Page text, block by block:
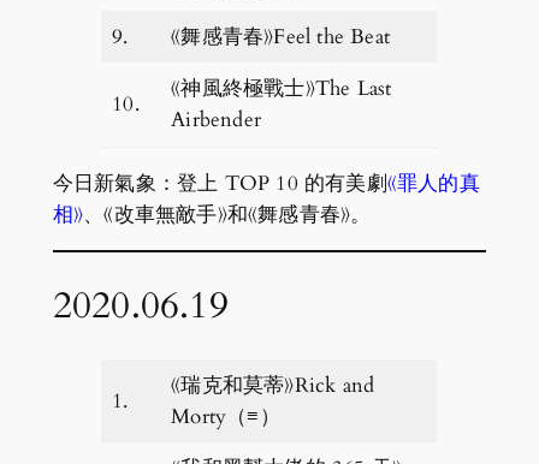
9.
《舞感青春》Feel the Beat
10.
《神風終極戰士》The Last
Airbender
今日新氣象：登上 TOP 10 的有美劇《罪人的真
相》、《改車無敵手》和《舞感青春》。
2020.06.19
1.
《瑞克和莫蒂》Rick and
Morty（≡）